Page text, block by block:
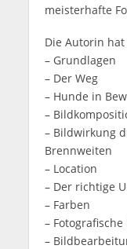
meisterhafte
Die Autorin
– Grundlagen
– Der Weg
– Hunde in
–
– Bildwirkung
Brennweiten
– Location
– Der richtige
– Farben
–
–